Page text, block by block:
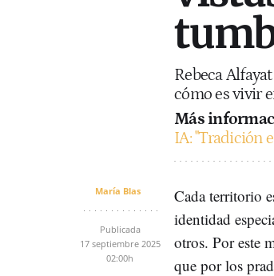
Rebeca
cómo es vivir
Más
IA: "Tradición
María Blas
Publicada
17 septiembre 2025
02:00h
Cada territorio
identidad
otros. Por este
que por los